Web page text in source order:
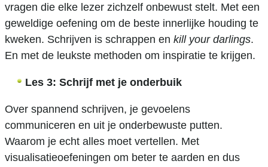
vragen die elke lezer zichzelf onbewust stelt. Met een
geweldige oefening om de beste innerlijke houding te
kweken. Schrijven is schrappen en kill your darlings.
En met de leukste methoden om inspiratie te krijgen.
Les 3: Schrijf met je onderbuik
Over spannend schrijven, je gevoelens
communiceren en uit je onderbewuste putten.
Waarom je echt alles moet vertellen. Met
visualisatieoefeningen om beter te aarden en dus